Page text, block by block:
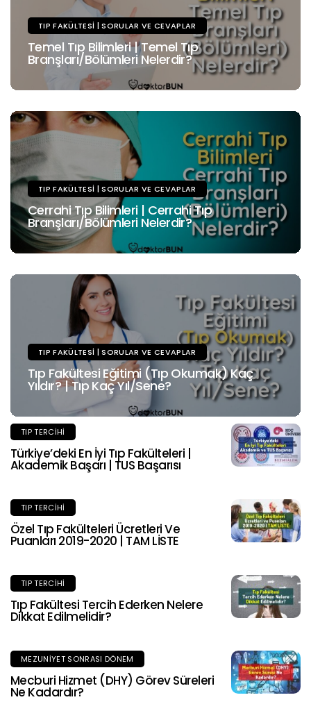
TIP FAKÜLTESI | SORULAR VE CEVAPLAR
Temel Tıp Bilimleri | Temel Tıp
Branşları/Bölümleri Nelerdir?
TIP FAKÜLTESI | SORULAR VE CEVAPLAR
Cerrahi Tıp Bilimleri | Cerrahi Tıp
Branşları/Bölümleri Nelerdir?
TIP FAKÜLTESI | SORULAR VE CEVAPLAR
Tıp Fakültesi Eğitimi (Tıp Okumak) Kaç
Yıldır? | Tıp Kaç Yıl/Sene?
TIP TERCIHI
Türkiye’deki En İyi Tıp Fakülteleri |
Akademik Başarı | TUS Başarısı
TIP TERCIHI
Özel Tıp Fakülteleri Ücretleri Ve
Puanları 2019-2020 | TAM LİSTE
TIP TERCIHI
Tıp Fakültesi Tercih Ederken Nelere
Dikkat Edilmelidir?
MEZUNIYET SONRASI DÖNEM
Mecburi Hizmet (DHY) Görev Süreleri
Ne Kadardır?